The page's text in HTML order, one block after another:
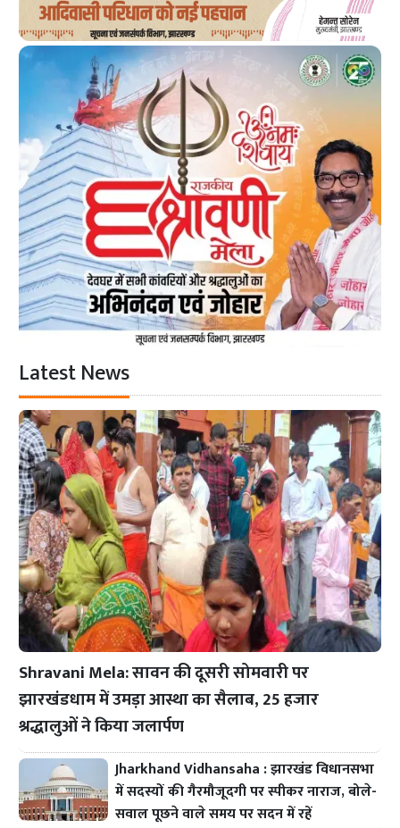
Latest News
Shravani Mela: सावन की दूसरी सोमवारी पर
झारखंडधाम में उमड़ा आस्था का सैलाब, 25 हजार
श्रद्धालुओं ने किया जलार्पण
Jharkhand Vidhansaha : झारखंड विधानसभा
में सदस्यों की गैरमौजूदगी पर स्पीकर नाराज, बोले-
सवाल पूछने वाले समय पर सदन में रहें